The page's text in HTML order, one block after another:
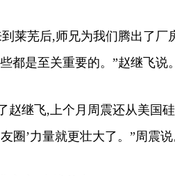
芜后,师兄为我们腾出了厂
都是至关重要的。”赵继飞说。
继飞,上个月周震还从美国硅
圈’力量就更壮大了。”周震说